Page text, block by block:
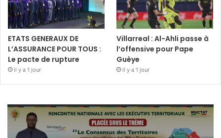
ETATS GENERAUX DE
L’ASSURANCE POUR TOUS :
Le pacte de rupture
il y a 1 jour
Villarreal : Al-Ahli passe à
l’offensive pour Pape
Guèye
il y a 1 jour